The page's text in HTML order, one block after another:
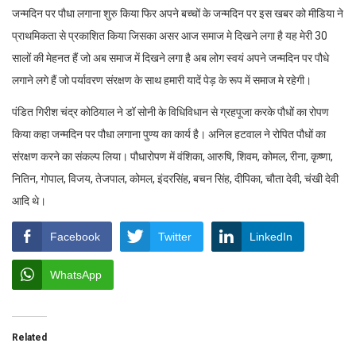
जन्मदिन पर पौधा लगाना शुरु किया फिर अपने बच्चों के जन्मदिन पर इस खबर को मीडिया ने
प्राथमिकता से प्रकाशित किया जिसका असर आज समाज मे दिखने लगा है यह मेरी 30
सालों की मेहनत हैं जो अब समाज में दिखने लगा है अब लोग स्वयं अपने जन्मदिन पर पौधे
लगाने लगे हैं जो पर्यावरण संरक्षण के साथ हमारी यादें पेड़ के रूप में समाज मे रहेगी।
पंडित गिरीश चंद्र कोठियाल ने डॉ सोनी के विधिविधान से ग्रहपूजा करके पौधों का रोपण
किया कहा जन्मदिन पर पौधा लगाना पुण्य का कार्य है। अनिल हटवाल ने रोपित पौधों का
संरक्षण करने का संकल्प लिया। पौधारोपण में वंशिका, आरुषि, शिवम, कोमल, रीना, कृष्णा,
नितिन, गोपाल, विजय, तेजपाल, कोमल, इंदरसिंह, बचन सिंह, दीपिका, चौता देवी, चंखी देवी
आदि थे।
Facebook Twitter LinkedIn
WhatsApp
Related